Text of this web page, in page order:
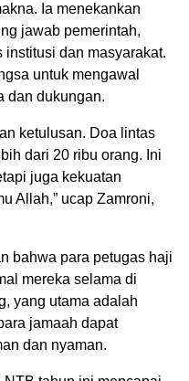
Ia menekankan
jawab pemerintah,
dan masyarakat.
untuk mengawal
dan dukungan.
ketulusan. Doa lintas
dari 20 ribu orang. Ini
juga kekuatan
Allah,” ucap Zamroni,
bahwa para petugas haji
mereka selama di
yang utama adalah
jamaah dapat
dan nyaman.